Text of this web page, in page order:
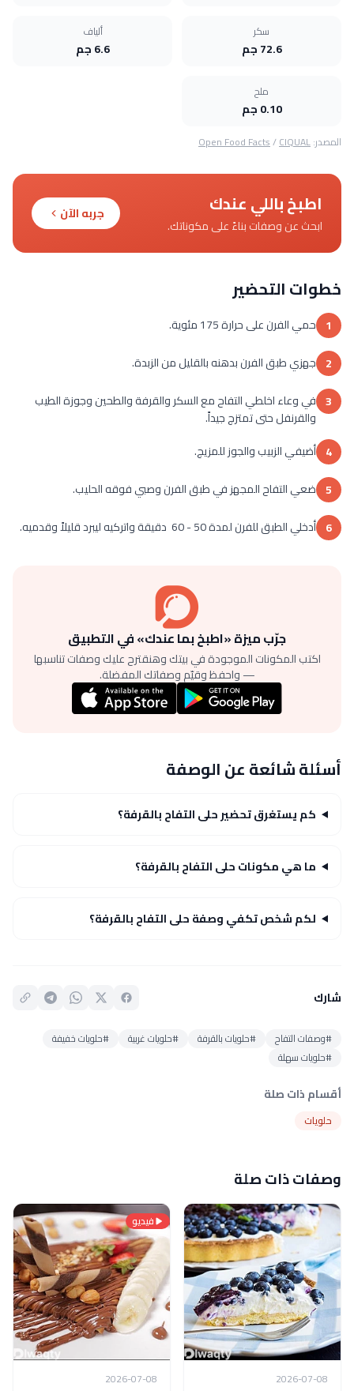
سكر
72.6 جم
ألياف
6.6 جم
ملح
0.10 جم
المصدر: Open Food Facts/CIQUAL
اطبخ باللي عندك
ابحث عن وصفات بناءً على مكوناتك.
جربه الآن
خطوات التحضير
1 حمي الفرن على حرارة 175 مئوية.
2 جهزي طبق الفرن بدهنه بالقليل من الزبدة.
3 في وعاء اخلطي التفاح مع السكر والقرفة والطحين وجوزة الطيب
والقرنفل حتى تمتزج جيداً.
4 أضيفي الزبيب والجوز للمزيج.
5 ضعي التفاح المجهز في طبق الفرن وصبي فوقه الحليب.
6 أدخلي الطبق للفرن لمدة 50 - 60 دقيقة واتركيه ليبرد قليلاً وقدميه.
جرّب ميزة «اطبخ بما عندك» في التطبيق
اكتب المكونات الموجودة في بيتك وهنقترح عليك وصفات تناسبها
— واحفظ وقيّم وصفاتك المفضلة.
أسئلة شائعة عن الوصفة
كم يستغرق تحضير حلى التفاح بالقرفة؟
ما هي مكونات حلى التفاح بالقرفة؟
لكم شخص تكفي وصفة حلى التفاح بالقرفة؟
شارك
#وصفات التفاح #حلويات بالقرفة #حلويات غربية
#حلويات خفيفة
#حلويات سهلة
أقسام ذات صلة
حلويات
وصفات ذات صلة
2026-07-08
فيديو
2026-07-08